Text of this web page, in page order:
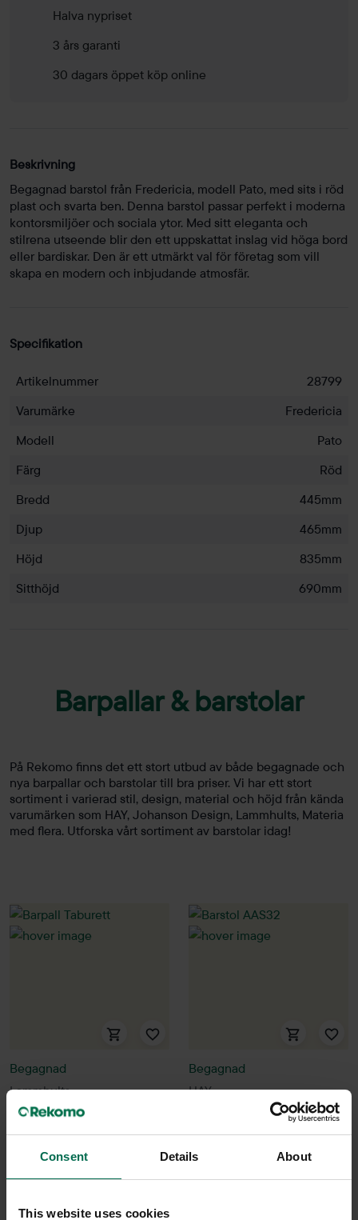
Consent Details About
This website uses cookies
Halva nypriset
3 års garanti
30 dagars öppet köp online
Beskrivning
Begagnad barstol från Fredericia, modell Pato, med sits i röd
plast och svarta ben. Denna barstol passar perfekt i moderna
kontorsmiljöer och sociala ytor. Med sitt eleganta och
stilrena utseende blir den ett uppskattat inslag vid höga bord
eller bardiskar. Den är ett utmärkt val för företag som vill
skapa en modern och inbjudande atmosfär.
Specifikation
Artikelnummer
28799
Varumärke
Fredericia
Modell
Pato
Färg
Röd
Bredd
445mm
Djup
465mm
Höjd
835mm
Sitthöjd
690mm
Barpallar & barstolar
På Rekomo finns det ett stort utbud av både begagnade och
nya barpallar och barstolar till bra priser. Vi har ett stort
sortiment i varierad stil, design, material och höjd från kända
varumärken som HAY, Johanson Design, Lammhults, Materia
med flera. Utforska vårt sortiment av barstolar idag!
Lammhults
Begagnad
Barpall Taburett
950 kr
HAY
Begagnad
1300 kr